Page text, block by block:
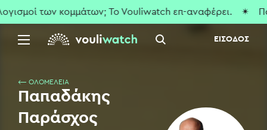
των κομμάτων; To Vouliwatch επ-αναφέρει.✴ Που
ΕΙΣΟΔΟΣ
⟵ ΟΛΟΜΕΛΕΙΑ
Παπαδάκης
Παράσχος